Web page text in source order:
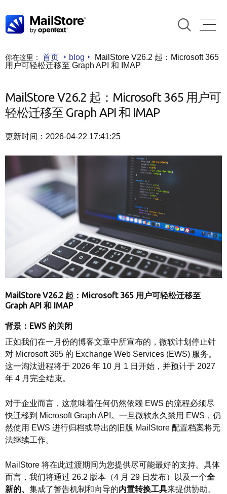
你在这里： 首页 blog
MailStore V26.2 起：Microsoft 365
用户可轻松迁移至 Graph API 和 IMAP
MailStore V26.2 起：Microsoft 365 用户可
轻松迁移至 Graph API 和 IMAP
更新时间：2026-04-22 17:41:25
MailStore V26.2 起：Microsoft 365 用户可轻松迁移至
Graph API 和 IMAP
背景：EWS 的关闭
正如我们在一月份的博客文章中所宣布的，微软计划停止针
对 Microsoft 365 的 Exchange Web Services (EWS) 服务。
这一淘汰进程将于 2026 年 10 月 1 日开始，并预计于 2027
年 4 月完全结束。
对于企业而言，这意味着任何仍然依赖 EWS 的流程必须尽
快迁移到 Microsoft Graph API。一旦微软永久禁用 EWS，仍
然使用 EWS 进行归档或导出的旧版 MailStore 配置档案将无
法继续工作。
MailStore 将在此过渡期间为您提供尽可能最好的支持。具体
而言，我们将通过 26.2 版本（4 月 29 日发布）以及一个全
新的、 集成了警告机制和向导的内置转换工具来提供协助。